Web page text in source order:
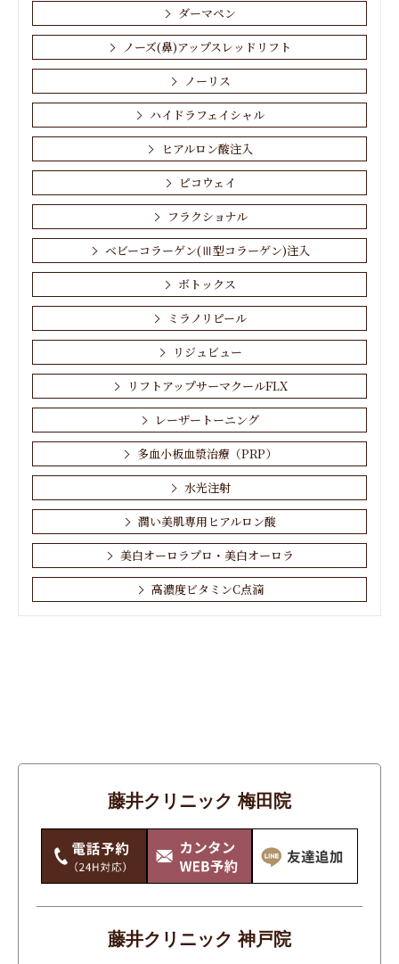
ダーマペン
ノーズ(鼻)アップスレッドリフト
ノーリス
ハイドラフェイシャル
ヒアルロン酸注入
ピコウェイ
フラクショナル
ベビーコラーゲン(Ⅲ型コラーゲン)注入
ボトックス
ミラノリピール
リジュビュー
リフトアップサーマクールFLX
レーザートーニング
多血小板血漿治療（PRP）
水光注射
潤い美肌専用ヒアルロン酸
美白オーロラプロ・美白オーロラ
高濃度ビタミンC点滴
シミ・そばかす・あざ・ほくろ
ニキビ・ニキビ跡
ワキガ・多汗症
唇・口
藤井クリニック 梅田院
藤井クリニック 神戸院